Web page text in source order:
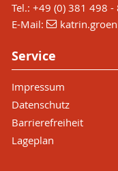
Tel.: +49 (0) 381 498 -
E-Mail:
Service
Impressum
Datenschutz
Barrierefreiheit
Lageplan